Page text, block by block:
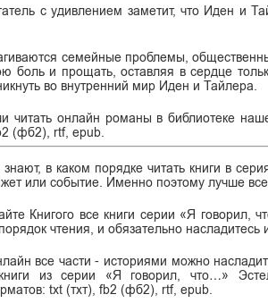
с удивлением заметит, что Иден и
семейные проблемы,
боль и прощать, оставляя в сердце
во внутренний мир Иден и Тайлера.
читать онлайн романы в библиотеке
(фб2), rtf, epub.
в каком порядке читать книги в
или событие. Именно поэтому лучше
Книгого все книги серии «Я говорил,
чтения, и обязательно насладитесь
все части - историями можно
из серии «Я говорил, что…»
txt (тхт), fb2 (фб2), rtf, epub.